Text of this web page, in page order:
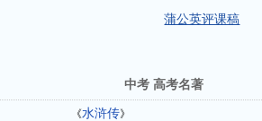
蒲公英评课稿
中考 高考名著
《水浒传》